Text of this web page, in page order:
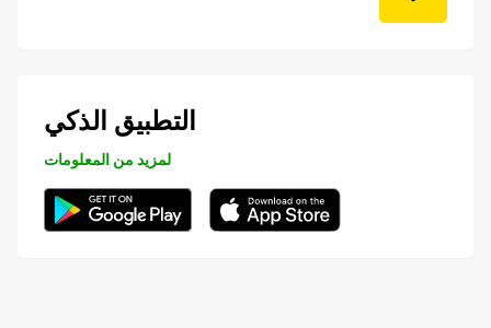
التطبيق الذكي
لمزيد من المعلومات